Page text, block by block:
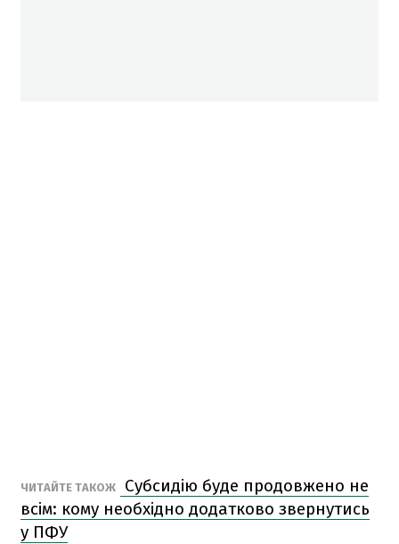
ЧИТАЙТЕ ТАКОЖ
Субсидію буде продовжено не
всім: кому необхідно додатково звернутись
у ПФУ